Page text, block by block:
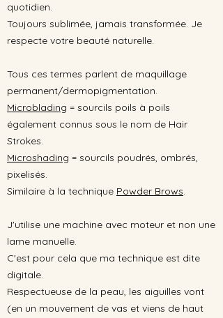
quotidien.
Toujours sublimée, jamais transformée. Je
respecte votre beauté naturelle.
Tous ces termes parlent de maquillage
permanent/dermopigmentation.
Microblading = sourcils poils à poils
également connus sous le nom de Hair
Strokes.
Microshading = sourcils poudrés, ombrés,
pixelisés.
Similaire à la technique Powder Brows.
J'utilise une machine avec moteur et non une
lame manuelle.
C'est pour cela que ma technique est dite
digitale.
Respectueuse de la peau, les aiguilles vont
(en un mouvement de vas et viens de haut